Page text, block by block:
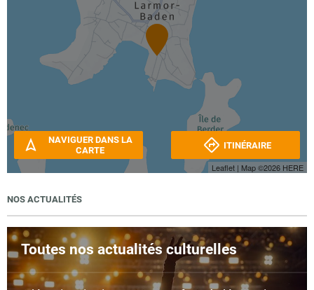
Leaflet | Map ©2026 HERE
NAVIGUER DANS LA
CARTE
ITINÉRAIRE
NOS ACTUALITÉS
Toutes nos actualités culturelles